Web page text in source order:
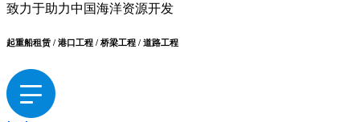
致力于助力中国海洋资源开发
起重船租赁 / 港口工程 / 桥梁工程 / 道路工程